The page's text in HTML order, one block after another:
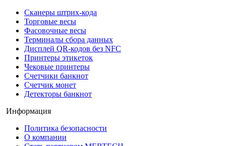
Сканеры штрих-кода
Торговые весы
Фасовочные весы
Терминалы сбора данных
Дисплей QR-кодов без NFC
Принтеры этикеток
Чековые принтеры
Счетчики банкнот
Счетчик монет
Детекторы банкнот
Информация
Политика безопасности
О компании